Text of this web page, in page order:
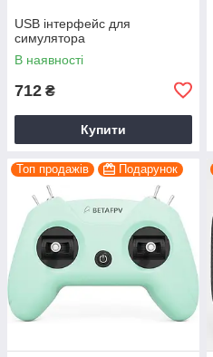
USB інтерфейс для
симулятора
В наявності
712 ₴
Купити
Топ продажів Подарунок